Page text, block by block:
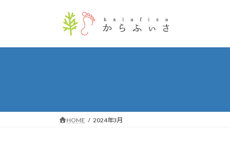
プ
動
HOME 2024年3月